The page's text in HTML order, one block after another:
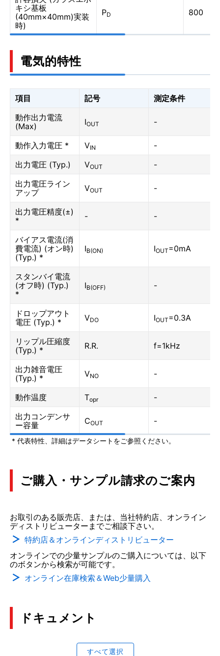
キシ基板
(40mm×40mm)実装
時)
PD 800
電気的特性
項目 記号
測定条件
動作出力電流
(Max)
IOUT -
動作入力電圧 * VIN
-
出力電圧 (Typ.)
VOUT
-
出力電圧ライン
アップ
VOUT -
出力電圧精度(±)
*
- -
バイアス電流(消
費電流) (オン時)
(Typ.) *
IB(ON) IOUT=0mA
スタンバイ電流
(オフ時) (Typ.)
*
IB(OFF) -
ドロップアウト
電圧 (Typ.) *
VDO IOUT=0.3A
リップル圧縮度
(Typ.) *
R.R. f=1kHz
出力雑音電圧
(Typ.) *
VNO -
動作温度 Topr
-
出力コンデンサ
ー容量
COUT -
* 代表特性、詳細はデータシートをご参照ください。
ご購入・サンプル請求のご案内
お取引のある販売店、または、当社特約店、オンライン
ディストリビューターまでご相談下さい。
特約店＆オンラインディストリビューター
オンラインでの少量サンプルのご購入については、以下
のボタンから検索が可能です。
オンライン在庫検索＆Web少量購入
ドキュメント
すべて選択